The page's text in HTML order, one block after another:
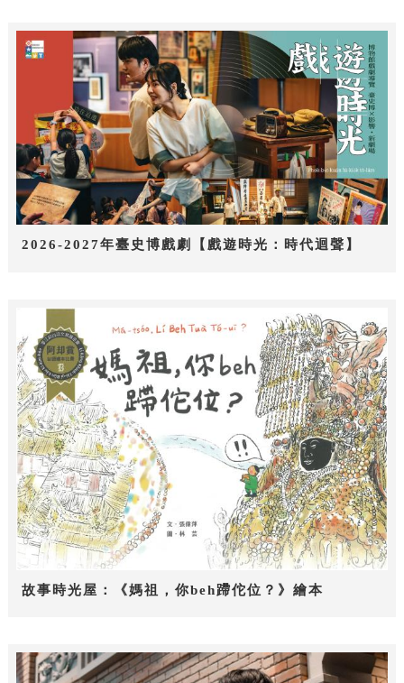
2026-2027年臺史博戲劇【戲遊時光：時代迴聲】
故事時光屋：《媽祖，你beh蹛佗位？》繪本